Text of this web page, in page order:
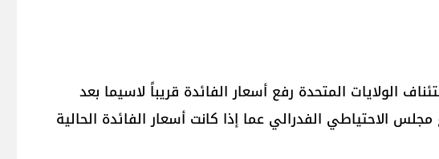
الولايات المتحدة رفع أسعار الفائدة قريباً لاسيما بعد
الاحتياطي الفدرالي عما إذا كانت أسعار الفائدة الحالية